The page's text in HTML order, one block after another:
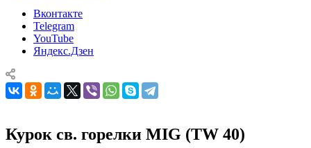
Вконтакте
Telegram
YouTube
Яндекс.Дзен
Курок св. горелки MIG (TW 40)